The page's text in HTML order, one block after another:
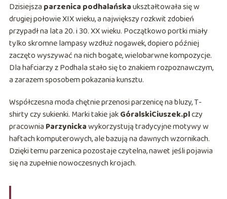
Dzisiejsza parzenica podhalańskaukształtowała się w
drugiej połowie XIX wieku, a największy rozkwit zdobień
przypadł na lata 20. i 30. XX wieku. Początkowo portki miały
tylko skromne lampasy wzdłuż nogawek, dopiero później
zaczęto wyszywać na nich bogate, wielobarwne kompozycje.
Dla hafciarzy z Podhala stało się to znakiem rozpoznawczym,
a zarazem sposobem pokazania kunsztu.
Współczesna moda chętnie przenosi parzenicę na bluzy, T-
shirty czy sukienki. Marki takie jakGóralskiCiuszek.plczy
pracownia Parzynickawykorzystują tradycyjne motywy w
haftach komputerowych, ale bazują na dawnych wzornikach.
Dzięki temu parzenica pozostaje czytelna, nawet jeśli pojawia
się na zupełnie nowoczesnych krojach.